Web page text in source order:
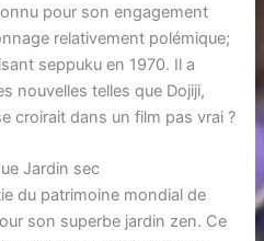
pour son engagement
relativement polémique;
seppuku en 1970. Il a
nouvelles telles que Dojiji,
croirait dans un film pas vrai ?
Jardin sec
du patrimoine mondial de
son superbe jardin zen. Ce